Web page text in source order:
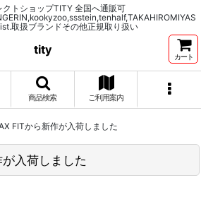
クトショップTITY 全国へ通販可
取扱ブランドその他正規取り扱い
tity
カート
商品検索 ご利用案内
FITから新作が入荷しました
入荷しました